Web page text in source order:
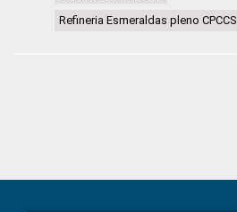
Refineria Esmeraldas pleno CPCCS